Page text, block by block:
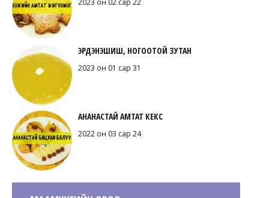
2023 он 02 сар 22
ЭРДЭНЭШИШ, НОГООТОЙ ЗУТАН
2023 он 01 сар 31
АНАНАСТАЙ АМТАТ КЕКС
2022 он 03 сар 24